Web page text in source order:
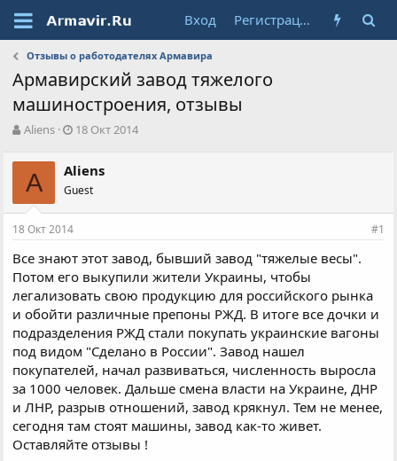
Вход Регистрация
Отзывы о работодателях Армавира
Армавирский завод тяжелого
машиностроения, отзывы
А
т
р
т
е
ы
Aliens
Д
а
н
л
а
18 Окт 2014
A Aliens
Guest
18 Окт 2014 #1
Все знают этот завод, бывший завод "тяжелые весы".
Потом его выкупили жители Украины, чтобы
легализовать свою продукцию для российского рынка
и обойти различные препоны РЖД. В итоге все дочки и
подразделения РЖД стали покупать украинские вагоны
под видом "Сделано в России". Завод нашел
покупателей, начал развиваться, численность выросла
за 1000 человек. Дальше смена власти на Украине, ДНР
и ЛНР, разрыв отношений, завод крякнул. Тем не менее,
сегодня там стоят машины, завод как-то живет.
Оставляйте отзывы !